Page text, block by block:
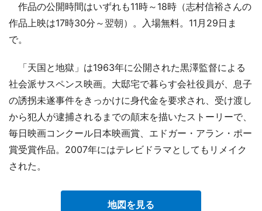
作品の公開時間はいずれも11時～18時（志村信裕さんの
作品上映は17時30分～翌朝）。入場無料。11月29日ま
で。
「天国と地獄」は1963年に公開された黒澤監督による
社会派サスペンス映画。大邸宅で暮らす会社役員が、息子
の誘拐未遂事件をきっかけに身代金を要求され、受け渡し
から犯人が逮捕されるまでの顛末を描いたストーリーで、
毎日映画コンクール日本映画賞、エドガー・アラン・ポー
賞受賞作品。2007年にはテレビドラマとしてもリメイク
された。
地図を見る